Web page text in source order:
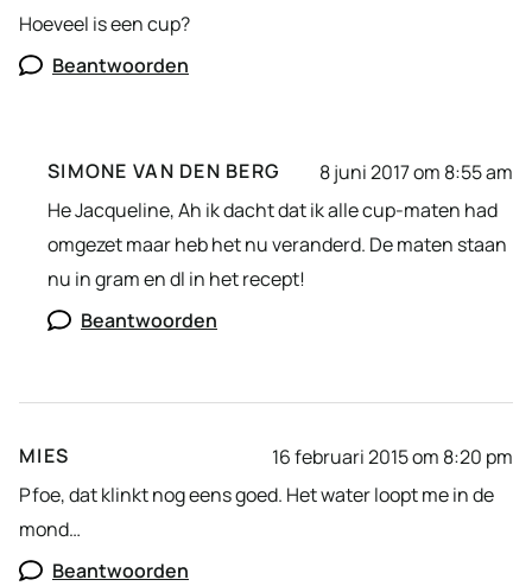
Hoeveel is een cup?
Beantwoorden
SIMONE VAN DEN BERG
8 juni 2017 om 8:55 am
He Jacqueline, Ah ik dacht dat ik alle cup-maten had
omgezet maar heb het nu veranderd. De maten staan
nu in gram en dl in het recept!
Beantwoorden
MIES
16 februari 2015 om 8:20 pm
Pfoe, dat klinkt nog eens goed. Het water loopt me in de
mond…
Beantwoorden